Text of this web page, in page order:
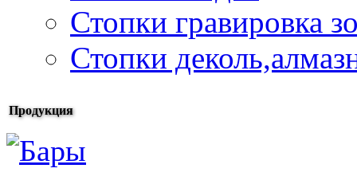
Стопки гравировка
Стопки
Продукция